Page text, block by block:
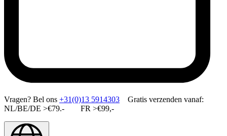
Vragen? Bel ons +31(0)13 5914303 Gratis verzenden vanaf:
NL/BE/DE >€79.- FR >€99,-